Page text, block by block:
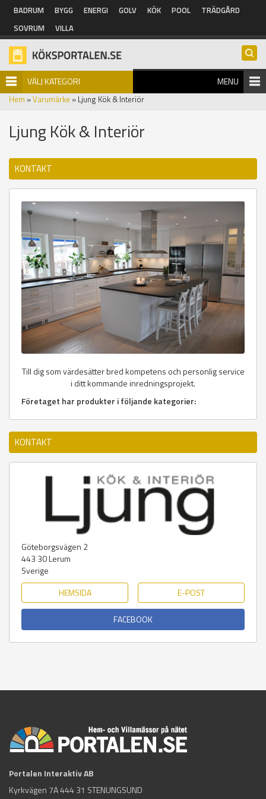
Hoppa till huvudinnehåll
BADRUM BYGG ENERGI GOLV KÖK POOL
TRÄDGÅRD
SOVRUM
VILLA
VÄLJ KATEGORI MENU
Hem »Varumärke » Ljung Kök & Interiör
Ljung Kök & Interiör
KONTAKT
Till dig som värdesätter bred kompetens och personlig service
i ditt kommande inredningsprojekt.
Företaget har produkter i följande kategorier:
KONTAKT
Göteborgsvägen 2
443 30Lerum
Sverige
HEMSIDA
E-POST
FACEBOOK
Portalen Interaktiv AB
Kyrkvägen 7A 444 31 STENUNGSUND